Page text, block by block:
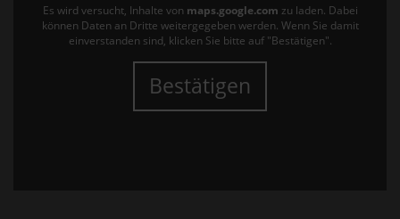
Es wird versucht, Inhalte von maps.google.com zu laden. Dabei
können Daten an Dritte weitergegeben werden. Wenn Sie damit
einverstanden sind, klicken Sie bitte auf "Bestätigen".
Bestätigen